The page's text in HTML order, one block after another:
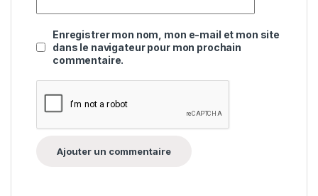
Enregistrer mon nom, mon e-mail et mon site
dans le navigateur pour mon prochain
commentaire.